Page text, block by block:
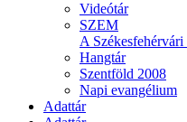
Videótár
SZEM
A
Hangtár
Szentföld 2008
Napi evangélium
Adattár